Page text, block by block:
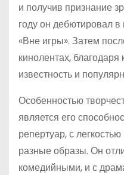
и получив признание
году он дебютировал
«Вне игры». Затем
кинолентах,
известность и
Особенностью
является его
репертуар, с
разные образы. Он
комедийными, и с